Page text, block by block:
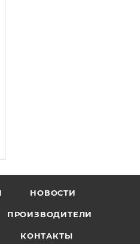
НОВОСТИ
ПРОИЗВОДИТЕЛИ
КОНТАКТЫ